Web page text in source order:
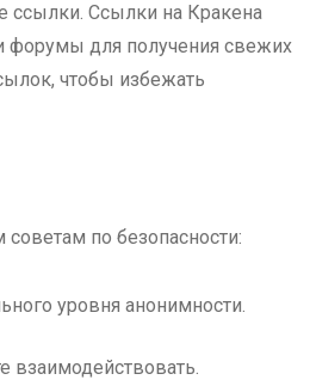
ссылки. Ссылки на Кракена
форумы для получения свежих
чтобы избежать
по безопасности:
уровня анонимности.
взаимодействовать.